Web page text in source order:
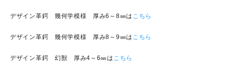
デザイン革鍔 幾何学模様 厚み6～8㎜は こちら
デザイン革鍔 幾何学模様 厚み8～9㎜は こちら
デザイン革鍔 幻獣 厚み4～6㎜は こちら